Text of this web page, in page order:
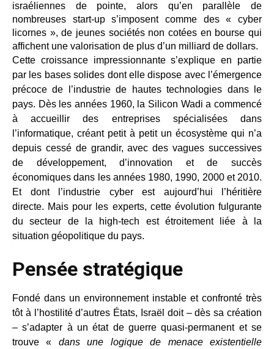
israéliennes de pointe, alors qu’en parallèle de
nombreuses start-up s’imposent comme des « cyber
licornes », de jeunes sociétés non cotées en bourse qui
affichent une valorisation de plus d’un milliard de dollars.
Cette croissance impressionnante s’explique en partie
par les bases solides dont elle dispose avec l’émergence
précoce de l’industrie de hautes technologies dans le
pays. Dès les années 1960, la Silicon Wadi a commencé
à accueillir des entreprises spécialisées dans
l’informatique, créant petit à petit un écosystème qui n’a
depuis cessé de grandir, avec des vagues successives
de développement, d’innovation et de succès
économiques dans les années 1980, 1990, 2000 et 2010.
Et dont l’industrie cyber est aujourd’hui l’héritière
directe. Mais pour les experts, cette évolution fulgurante
du secteur de la high-tech est étroitement liée à la
situation géopolitique du pays.
Pensée stratégique
Fondé dans un environnement instable et confronté très
tôt à l’hostilité d’autres États, Israël doit – dès sa création
– s’adapter à un état de guerre quasi-permanent et se
trouve « dans une logique de menace existentielle